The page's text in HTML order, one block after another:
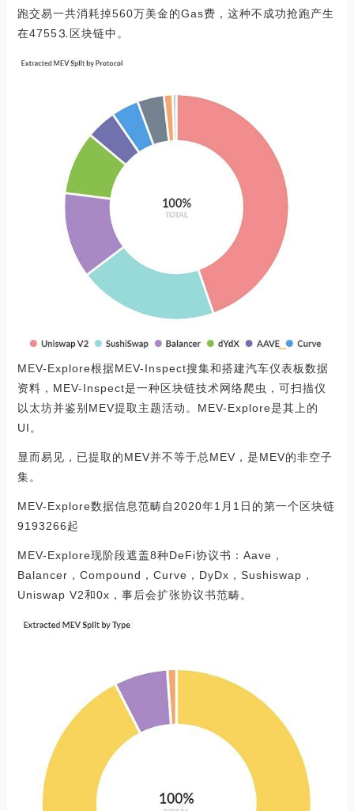
跑交易一共消耗掉560万美金的Gas费，这种不成功抢跑产生
在4755⒊区块链中。
MEV-Explore根据MEV-Inspect搜集和搭建汽车仪表板数据
资料，MEV-Inspect是一种区块链技术网络爬虫，可扫描仪
以太坊并鉴别MEV提取主题活动。MEV-Explore是其上的
UI。
显而易见，已提取的MEV并不等于总MEV，是MEV的非空子
集。
MEV-Explore数据信息范畴自2020年1月1日的第一个区块链
9193266起
MEV-Explore现阶段遮盖8种DeFi协议书：Aave，
Balancer，Compound，Curve，DyDx，Sushiswap，
Uniswap V2和0x，事后会扩张协议书范畴。